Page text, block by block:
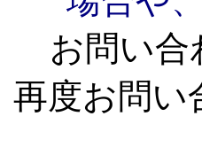
お問い合
再度お問い